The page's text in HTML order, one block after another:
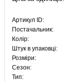
Артикул ID:
Постачальник:
Колір:
Штук в упаковці:
Розміри:
Сезон:
Тип: